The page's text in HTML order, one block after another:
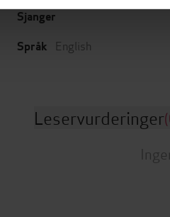
Sjanger
Språk
English
Leservurderinger